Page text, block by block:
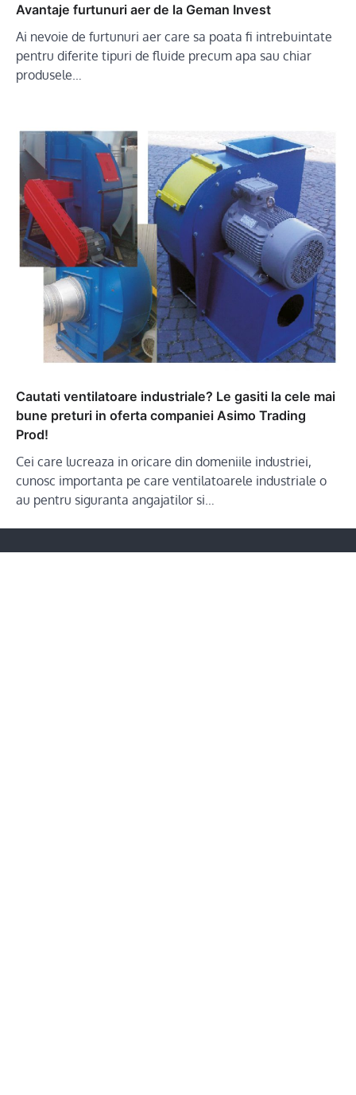
Avantaje furtunuri aer de la Geman Invest
Ai nevoie de furtunuri aer care sa poata fi intrebuintate
pentru diferite tipuri de fluide precum apa sau chiar
produsele…
Cautati ventilatoare industriale? Le gasiti la cele mai
bune preturi in oferta companiei Asimo Trading
Prod!
Cei care lucreaza in oricare din domeniile industriei,
cunosc importanta pe care ventilatoarele industriale o
au pentru siguranta angajatilor si…